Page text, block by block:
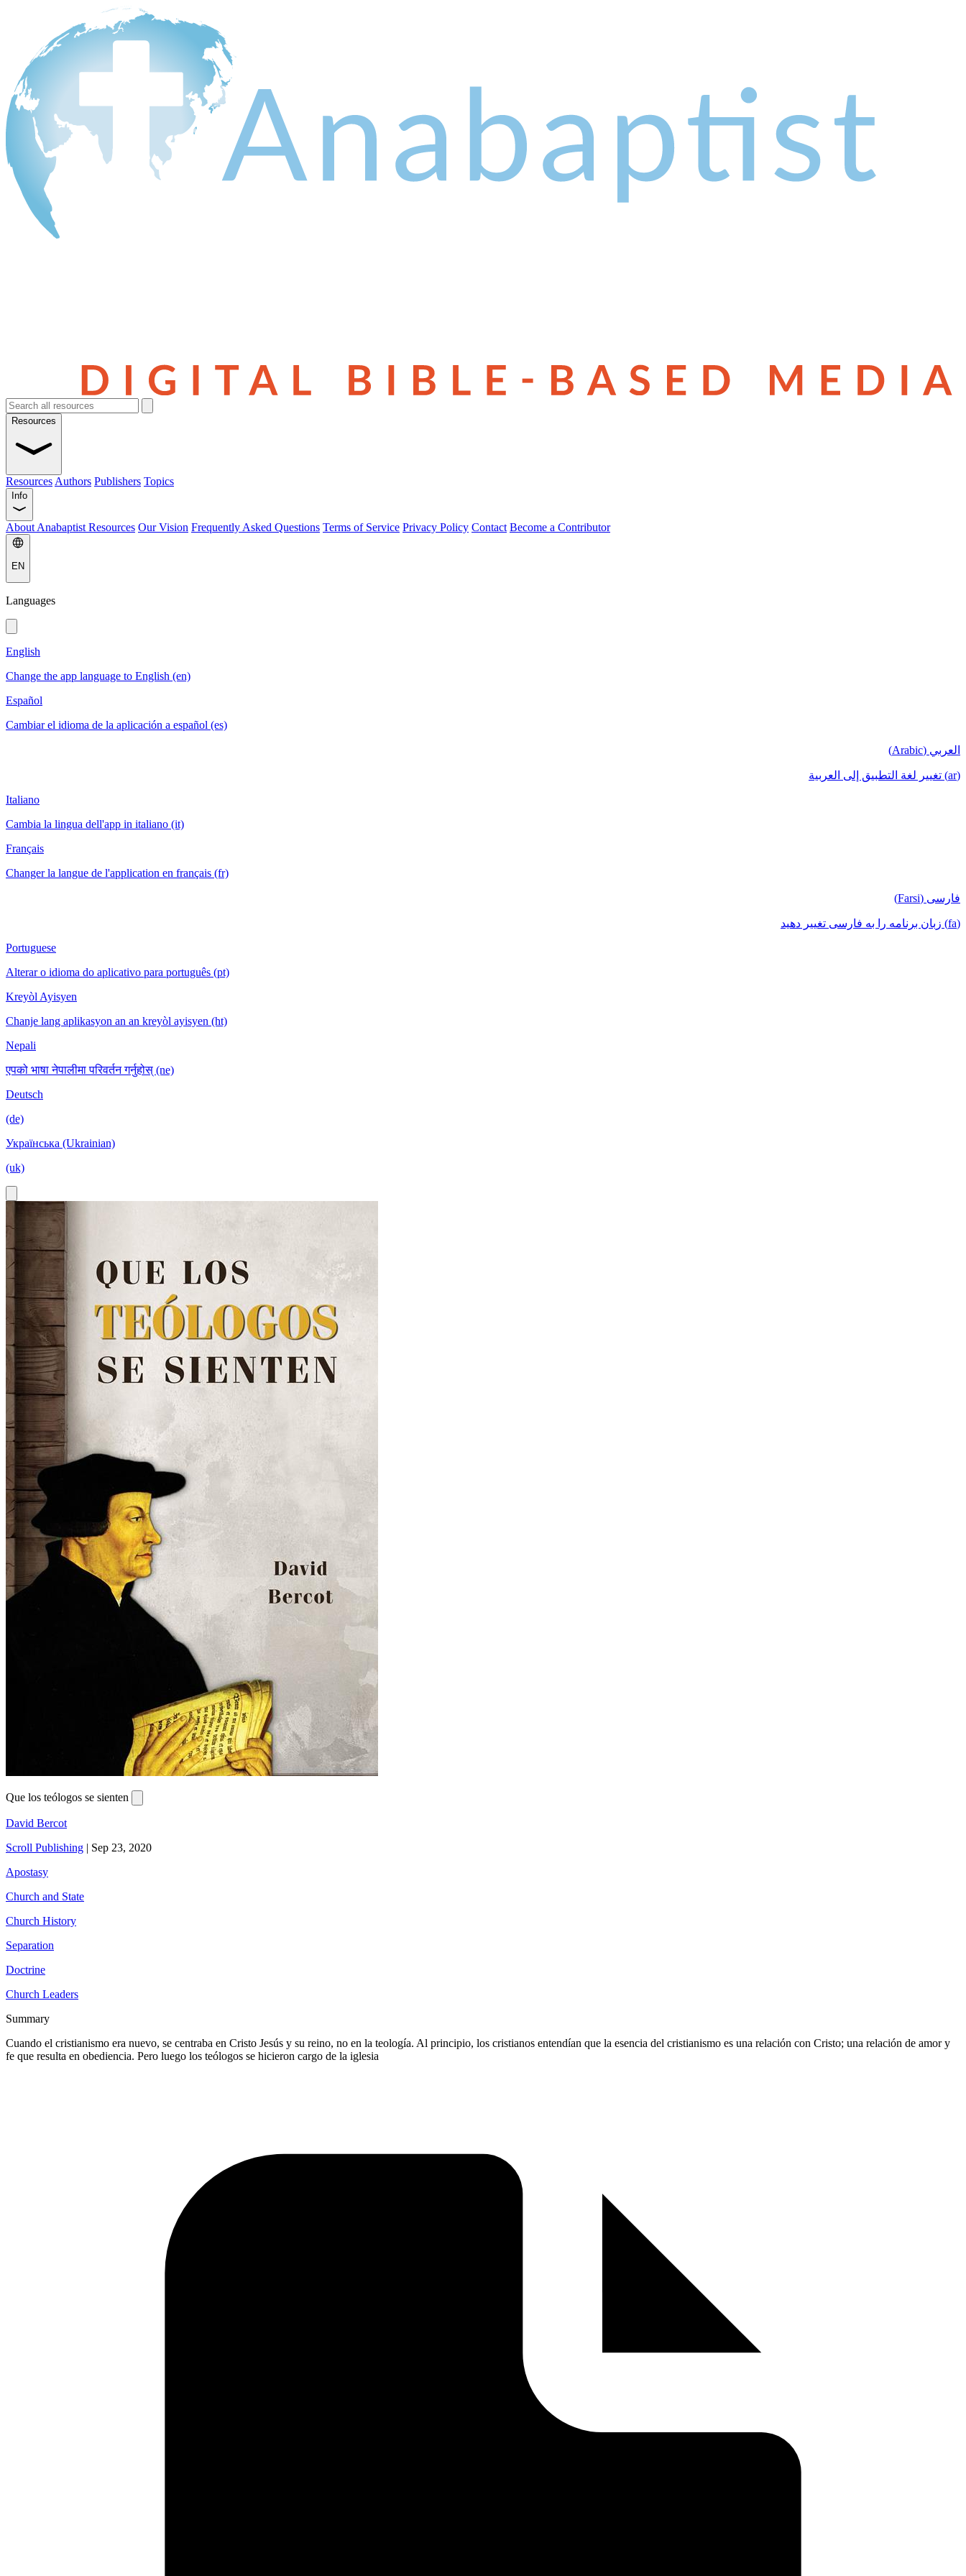
Resources
Resources Authors Publishers Topics
Info
About Anabaptist Resources Our Vision Frequently Asked Questions Terms of Service Privacy Policy Contact Become a Contributor
EN
Languages
English
Change the app language to English (en)
Español
Cambiar el idioma de la aplicación a español (es)
العربي (Arabic)
(ar) تغيير لغة التطبيق إلى العربية
Italiano
Cambia la lingua dell'app in italiano (it)
Français
Changer la langue de l'application en français (fr)
فارسی (Farsi)
(fa) زبان برنامه را به فارسی تغییر دهید
Portuguese
Alterar o idioma do aplicativo para português (pt)
Kreyòl Ayisyen
Chanje lang aplikasyon an an kreyòl ayisyen (ht)
Nepali
एपको भाषा नेपालीमा परिवर्तन गर्नुहोस् (ne)
Deutsch
(de)
Українська (Ukrainian)
(uk)
Que los teólogos se sienten
David Bercot
Scroll Publishing | Sep 23, 2020
Apostasy
Church and State
Church History
Separation
Doctrine
Church Leaders
Summary
Cuando el cristianismo era nuevo, se centraba en Cristo Jesús y su reino, no en la teología. Al principio, los cristianos entendían que la esencia del cristianismo es una relación con Cristo; una relación de amor y
fe que resulta en obediencia. Pero luego los teólogos se hicieron cargo de la iglesia